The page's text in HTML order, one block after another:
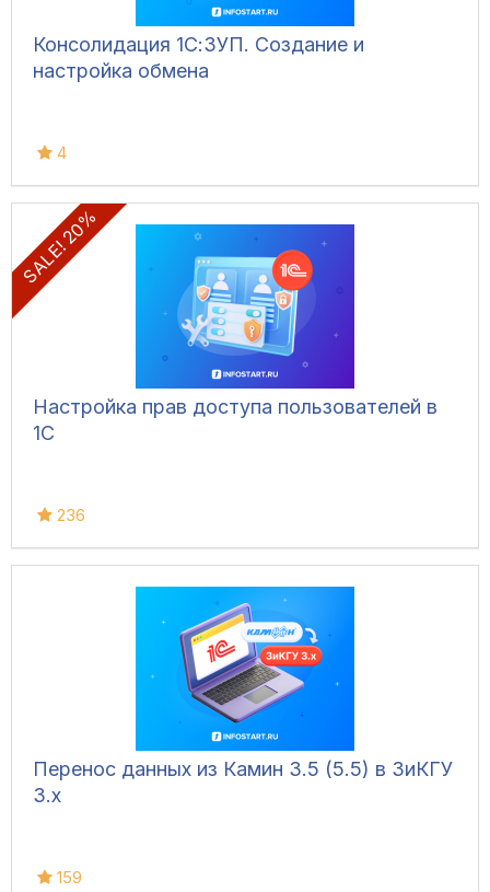
Консолидация 1С:ЗУП. Создание и
настройка обмена
4
SALE! 20%
Настройка прав доступа пользователей в
1С
236
Перенос данных из Камин 3.5 (5.5) в ЗиКГУ
3.х
159